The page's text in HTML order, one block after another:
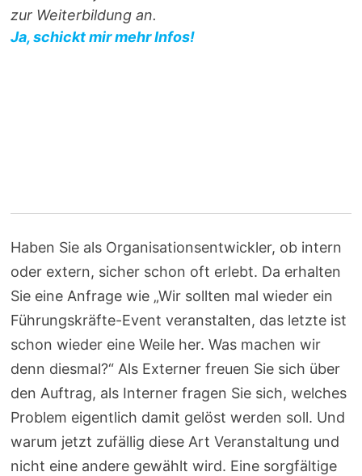
zur Weiterbildung an.
Ja, schickt mir mehr Infos!
Haben Sie als Organisationsentwickler, ob intern
oder extern, sicher schon oft erlebt. Da erhalten
Sie eine Anfrage wie „Wir sollten mal wieder ein
Führungskräfte-Event veranstalten, das letzte ist
schon wieder eine Weile her. Was machen wir
denn diesmal?“ Als Externer freuen Sie sich über
den Auftrag, als Interner fragen Sie sich, welches
Problem eigentlich damit gelöst werden soll. Und
warum jetzt zufällig diese Art Veranstaltung und
nicht eine andere gewählt wird. Eine sorgfältige